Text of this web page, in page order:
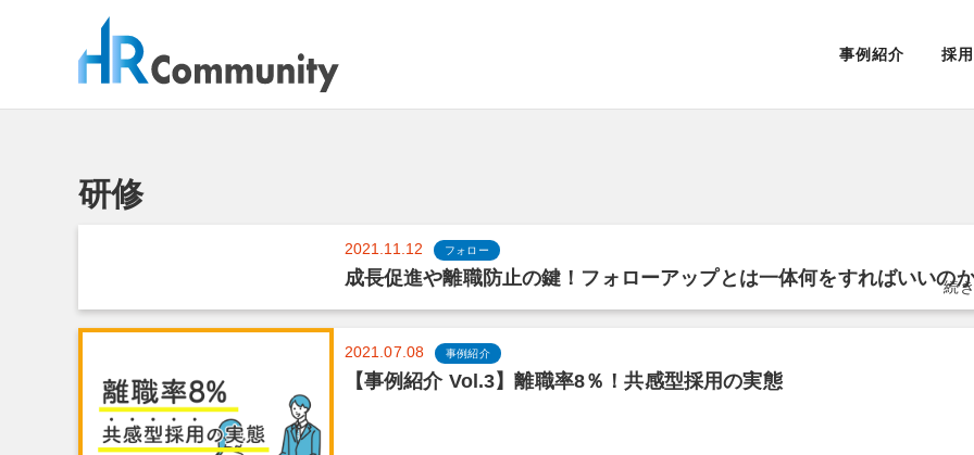
事例紹介 採
研修
2021.11.12 フォロー
成長促進や離職防止の鍵！フォローアップとは一体何をすればいいの
2021.07.08 事例紹介
【事例紹介 Vol.3】離職率8％！共感型採用の実態